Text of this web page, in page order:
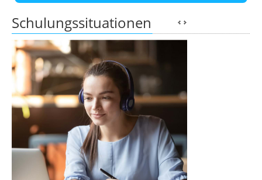
Schulungssituationen